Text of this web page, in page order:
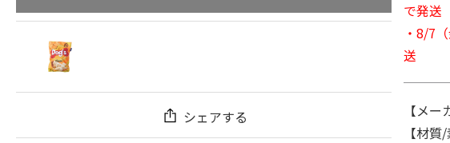
シェアする
で発送
・8/7
送
【メ
【材